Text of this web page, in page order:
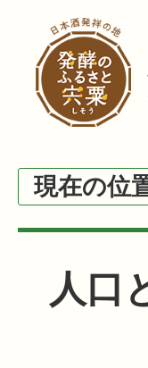
現在の位
人口